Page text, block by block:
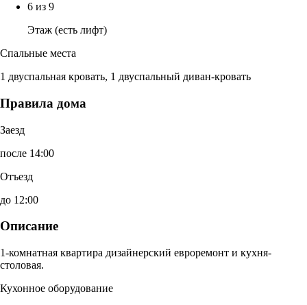
6 из 9
Этаж (есть лифт)
Спальные места
1 двуспальная кровать, 1 двуспальный диван-кровать
Правила дома
Заезд
после 14:00
Отъезд
до 12:00
Описание
1-комнатная квартира дизайнерский евроремонт и кухня-
столовая.
Кухонное оборудование